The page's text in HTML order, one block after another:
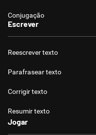
Conjugação
Escrever
Reescrever texto
Parafrasear texto
Corrigir texto
Resumir texto
Jogar